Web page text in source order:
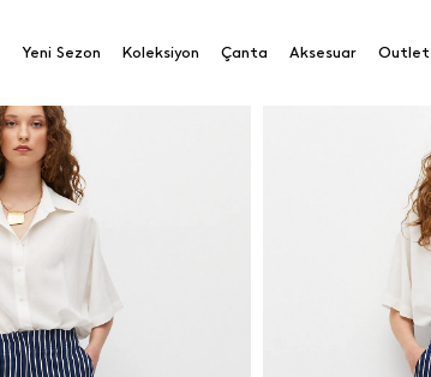
Yeni Sezon Koleksiyon Çanta Aksesuar Outlet